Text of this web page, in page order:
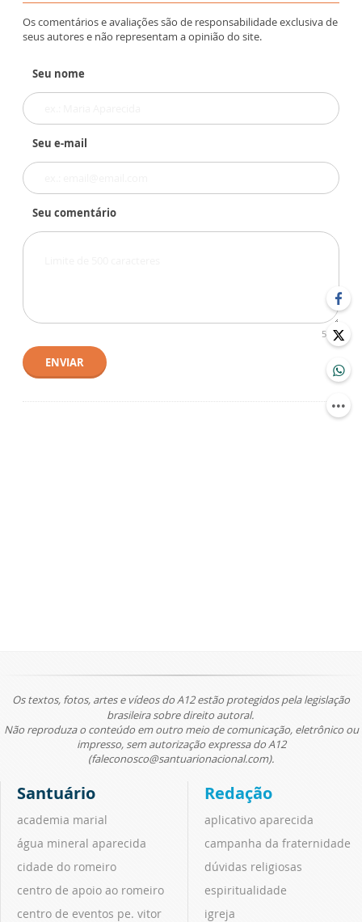
Os comentários e avaliações são de responsabilidade exclusiva de
seus autores e não representam a opinião do site.
Seu nome
Seu e-mail
Seu comentário
500
ENVIAR
Os textos, fotos, artes e vídeos do A12 estão protegidos pela legislação
brasileira sobre direito autoral.
Não reproduza o conteúdo em outro meio de comunicação, eletrônico ou
impresso, sem autorização expressa do A12
(faleconosco@santuarionacional.com).
Santuário
academia marial
água mineral aparecida
cidade do romeiro
centro de apoio ao romeiro
centro de eventos pe. vitor
Redação
aplicativo aparecida
campanha da fraternidade
dúvidas religiosas
espiritualidade
igreja